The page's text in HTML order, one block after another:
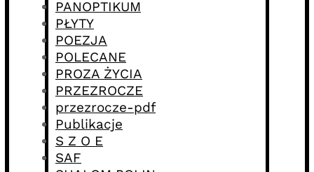
PANOPTIKUM
PŁYTY
POEZJA
POLECANE
PROZA ŻYCIA
PRZEZROCZE
przezrocze-pdf
Publikacje
S Z O E
SAF